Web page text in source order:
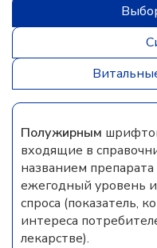
Полужирным
входящие в
названием
ежегодный уровень
спроса (показатель,
интереса
лекарстве).